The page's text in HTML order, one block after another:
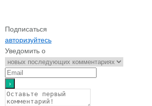
Подписаться
авторизуйтесь
Уведомить о